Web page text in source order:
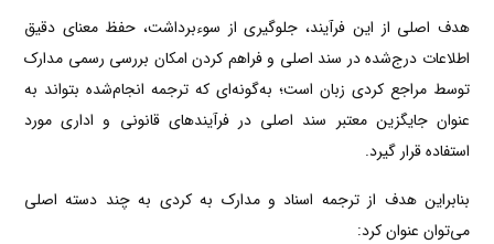
هدف اصلی از این فرآیند، جلوگیری از سوءبرداشت، حفظ معنای دقیق
اطلاعات درج‌شده در سند اصلی و فراهم کردن امکان بررسی رسمی مدارک
توسط مراجع کردی زبان است؛ به‌گونه‌ای که ترجمه انجام‌شده بتواند به
عنوان جایگزین معتبر سند اصلی در فرآیندهای قانونی و اداری مورد
استفاده قرار گیرد.
بنابراین هدف از ترجمه اسناد و مدارک به کردی به چند دسته اصلی
می‌توان عنوان کرد: